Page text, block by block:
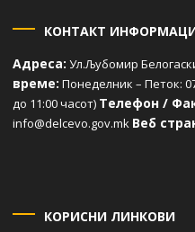
КОНТАКТ
Адреса: Ул.Љубомир
време: Понеделник – Петок:
до 11:00 часот) Телефон /
info@delcevo.gov.mk Веб
КОРИСНИ ЛИНКОВИ